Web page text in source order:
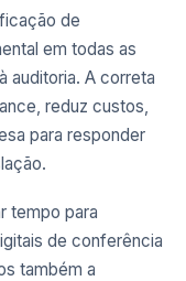
de
em todas as
auditoria. A correta
reduz custos,
para responder
tempo para
de conferência
também a